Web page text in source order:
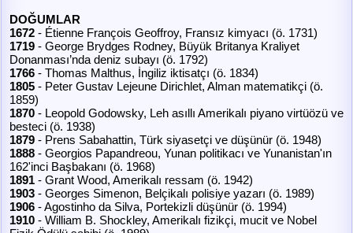
DOĞUMLAR
1672 - Étienne François Geoffroy, Fransız kimyacı (ö. 1731)
1719 - George Brydges Rodney, Büyük Britanya Kraliyet
Donanması’nda deniz subayı (ö. 1792)
1766 - Thomas Malthus, İngiliz iktisatçı (ö. 1834)
1805 - Peter Gustav Lejeune Dirichlet, Alman matematikçi (ö.
1859)
1870 - Leopold Godowsky, Leh asıllı Amerikalı piyano virtüözü ve
besteci (ö. 1938)
1879 - Prens Sabahattin, Türk siyasetçi ve düşünür (ö. 1948)
1888 - Georgios Papandreou, Yunan politikacı ve Yunanistan'ın
162'inci Başbakanı (ö. 1968)
1891 - Grant Wood, Amerikalı ressam (ö. 1942)
1903 - Georges Simenon, Belçikalı polisiye yazarı (ö. 1989)
1906 - Agostinho da Silva, Portekizli düşünür (ö. 1994)
1910 - William B. Shockley, Amerikalı fizikçi, mucit ve Nobel